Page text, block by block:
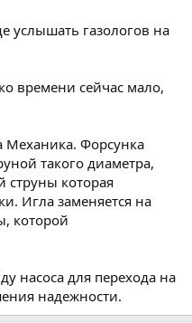
услышать газологов на
времени сейчас мало,
Механика. Форсунка
такого диаметра,
струны которая
Игла заменяется на
которой
насоса для перехода на
надежности.